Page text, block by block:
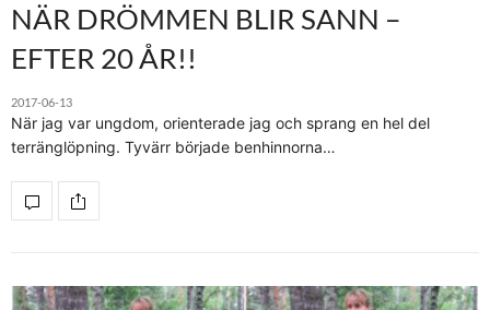
NÄR DRÖMMEN BLIR SANN –
EFTER 20 ÅR!!
2017-06-13
När jag var ungdom, orienterade jag och sprang en hel del
terränglöpning. Tyvärr började benhinnorna…